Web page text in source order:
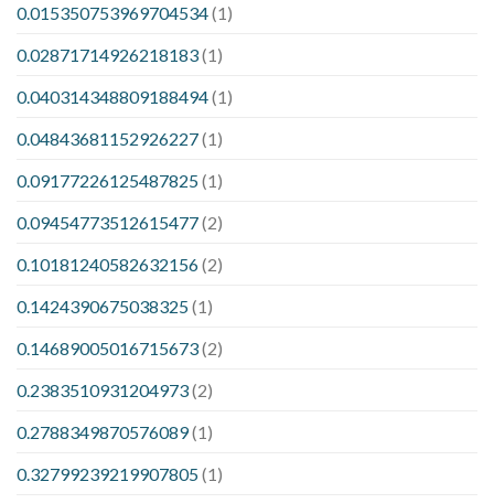
0.015350753969704534(1)
0.02871714926218183(1)
0.040314348809188494(1)
0.04843681152926227(1)
0.09177226125487825(1)
0.09454773512615477(2)
0.10181240582632156(2)
0.1424390675038325(1)
0.14689005016715673(2)
0.2383510931204973(2)
0.2788349870576089(1)
0.32799239219907805(1)